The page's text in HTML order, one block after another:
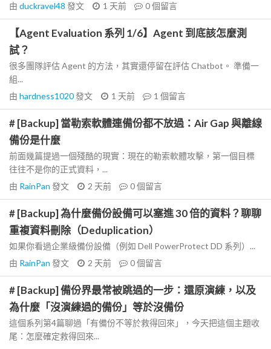
由 duckravel48 發文 1 天前 0個留言
【Agent Evaluation 系列 1/6】Agent 到底該怎麼測
試？
很多團隊評估 Agent 的方法，其實還停留在評估 Chatbot。 準備一
組...
由 hardness1020發文 1 天前 1 個留言
# [Backup] 當勒索軟體連備份都不放過：Air Gap 與離線
備份是什麼
前面幾篇提過一個殘酷的現實：現在的勒索軟體攻擊，第一個目標
往往不是你的正式資料，...
由 RainPan 發文 2 天前 0個留言
# [Backup] 為什麼備份設備可以塞進 30 倍的資料？聊聊
重複資料刪除（Deduplication）
如果你看過企業級備份設備（例如 Dell PowerProtect DD 系列）...
由 RainPan 發文 2 天前 0個留言
# [Backup] 備份界最常被跳過的一步：還原演練，以及
為什麼「沒演練過的備份」等於沒備份
這個系列第4篇聊過「有備份不等於救得回來」，今天把這個主題收
尾：怎麼確定救得回來...